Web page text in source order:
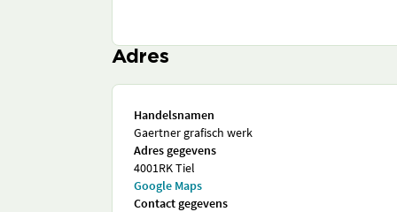
Adres
Handelsnamen
Gaertner grafisch werk
Adres gegevens
4001RK Tiel
Google Maps
Contact gegevens